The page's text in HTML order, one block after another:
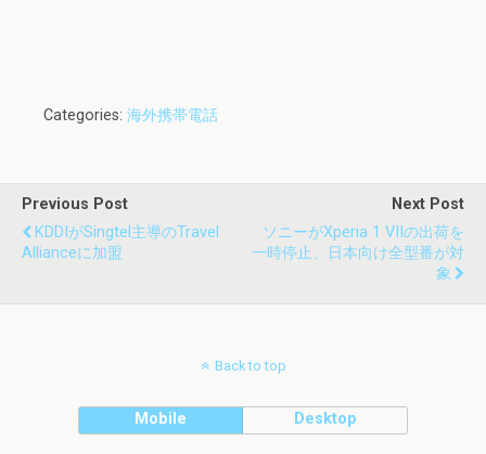
Categories: 海外携帯電話
Previous Post
KDDIがSingtel主導のTravel
Allianceに加盟
Next Post
ソニーがXperia 1 VIIの出荷を
一時停止、日本向け全型番が対
象
Back to top
Mobile Desktop